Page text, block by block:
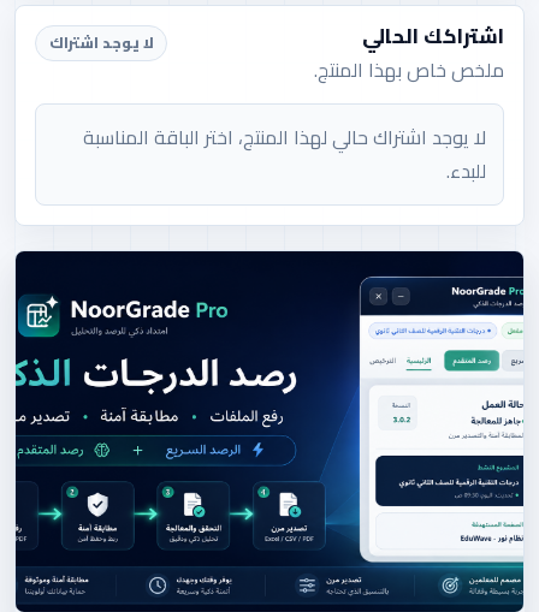
ملفات جهازك بالذكاء
الاصطناعي
خدمات تعليمية
منتج تعليمي ضمن متجر الشريف
DESKPILOT_AI
استعراض الباقات
OPSYNC
إضافات وأدوات للمعلم
OPSYNC_WHATSAPP
اشتراكك الحالي
ملخص خاص بهذا المنتج.
لا يوجد اشتراك
لا يوجد اشتراك حالي لهذا المنتج، اختر الباقة المناسبة
للبدء.